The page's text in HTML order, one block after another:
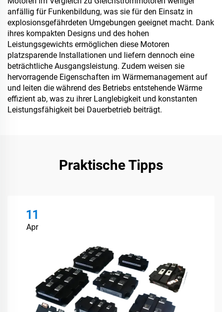
anfällig für Funkenbildung, was sie für den Einsatz in
explosionsgefährdeten Umgebungen geeignet macht. Dank
ihres kompakten Designs und des hohen
Leistungsgewichts ermöglichen diese Motoren
platzsparende Installationen und liefern dennoch eine
beträchtliche Ausgangsleistung. Zudem weisen sie
hervorragende Eigenschaften im Wärmemanagement auf
und leiten die während des Betriebs entstehende Wärme
effizient ab, was zu ihrer Langlebigkeit und konstanten
Leistungsfähigkeit bei Dauerbetrieb beiträgt.
Praktische Tipps
11
Apr